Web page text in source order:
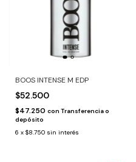
BOOS INTENSE M EDP
$52.500
$47.250 con Transferencia o
depósito
6 x $8.750 sin interés